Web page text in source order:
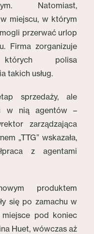
Natomiast,
miejscu, w którym
przerwać urlop
Firma zorganizuje
polisa
takich usług.
sprzedaży, ale
w nią agentów –
zarządzająca
„TTG” wskazała,
z agentami
produktem
się po zamachu w
miejsce pod koniec
Huet, wówczas aż